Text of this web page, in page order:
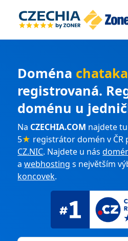
Doména
registrovaná.
doménu u
Na CZECHIA.COM najdete
5★ registrátor domén v ČR
CZ.NIC. Najdete u nás
awebhosting s největším
koncovek.